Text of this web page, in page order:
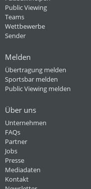
Public Viewing
Teams
Wettbewerbe
Sender
Melden
Übertragung melden
Sportsbar melden
Public Viewing melden
Über uns
Unternehmen
FAQs
Partner
Jobs
Presse
Mediadaten
Kontakt